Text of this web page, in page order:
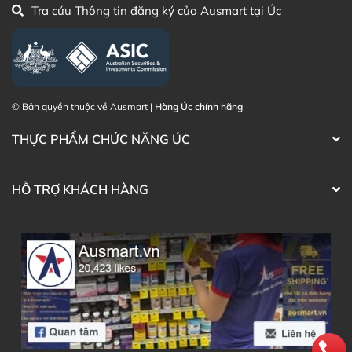
Khách hàng có thể đặt mua Kem chống nắng Histolab
Sensitive Skin Sun Block Forever trực tiếp trên website
hoặc liên hệ với các kênh tư vấn hỗ trợ khách hàng của
Ausmart tại:
Facebook Ausmart.au| Hàng Úc chính hãng
Zalo Ausmart.au | Ausmart Commercial Pty Ltd
Tra cứu Thông tin đăng ký của Ausmart tại Úc
© Bản quyền thuộc về Ausmart | Hàng Úc chính hãng
THỰC PHẨM CHỨC NĂNG ÚC
HỖ TRỢ KHÁCH HÀNG